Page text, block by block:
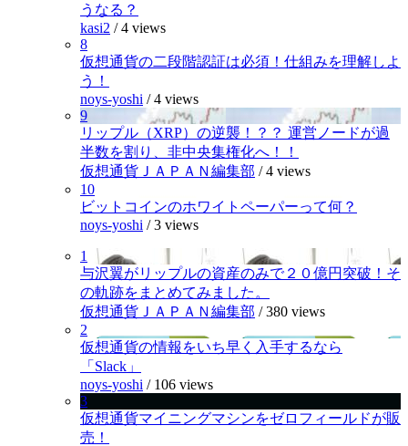
うなる？
kasi2 /4 views
8
仮想通貨の二段階認証は必須！仕組みを理解しよ
う！
noys-yoshi /4 views
9
リップル（XRP）の逆襲！？？ 運営ノードが過
半数を割り、非中央集権化へ！！
仮想通貨ＪＡＰＡＮ編集部 /4 views
10
ビットコインのホワイトペーパーって何？
noys-yoshi /3 views
1
与沢翼がリップルの資産のみで２０億円突破！そ
の軌跡をまとめてみました。
仮想通貨ＪＡＰＡＮ編集部 /380 views
2
仮想通貨の情報をいち早く入手するなら
「Slack」
noys-yoshi / 106 views
3
仮想通貨マイニングマシンをゼロフィールドが販
売！